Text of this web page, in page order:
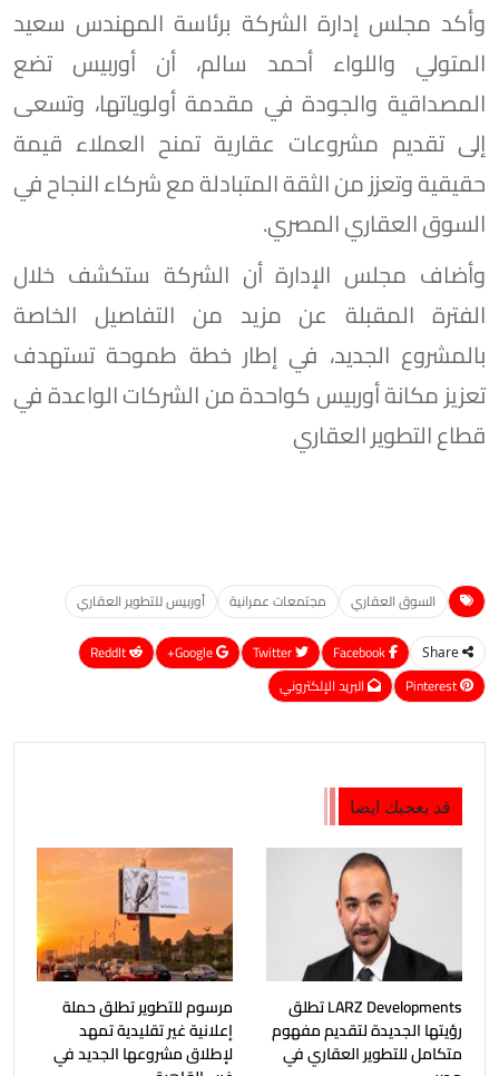
وأكد مجلس إدارة الشركة برئاسة المهندس سعيد
المتولي واللواء أحمد سالم، أن أوربيس تضع
المصداقية والجودة في مقدمة أولوياتها، وتسعى
إلى تقديم مشروعات عقارية تمنح العملاء قيمة
حقيقية وتعزز من الثقة المتبادلة مع شركاء النجاح في
السوق العقاري المصري.
وأضاف مجلس الإدارة أن الشركة ستكشف خلال
الفترة المقبلة عن مزيد من التفاصيل الخاصة
بالمشروع الجديد، في إطار خطة طموحة تستهدف
تعزيز مكانة أوربيس كواحدة من الشركات الواعدة في
قطاع التطوير العقاري
السوق العقاري مجتمعات عمرانية أوربيس للتطوير العقاري
Share
Google+
ReddIt
Pinterest
البريد الإلكتروني
قد يعجبك ايضا
LARZ Developments تطلق
رؤيتها الجديدة لتقديم مفهوم
متكامل للتطوير العقاري في
مرسوم للتطوير تطلق حملة
إعلانية غير تقليدية تمهد
لإطلاق مشروعها الجديد في